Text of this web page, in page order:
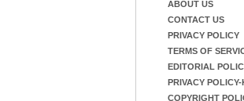
ABOUT US
CONTACT US
PRIVACY POLICY
TERMS OF
EDITORIAL
PRIVACY
COPYRIGHT